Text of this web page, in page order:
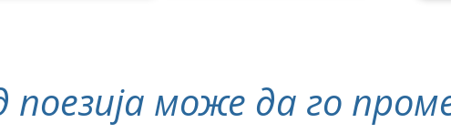
поезија може да го